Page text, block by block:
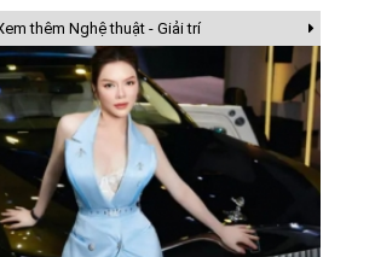
thêm Nghệ thuật - Giải trí